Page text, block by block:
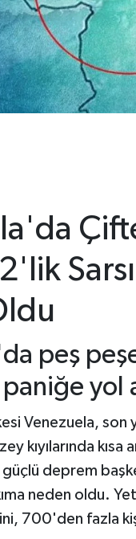
peş
yol
Venezuela, son
kıyılarında
güçlü deprem
neden oldu.
700'den fazla